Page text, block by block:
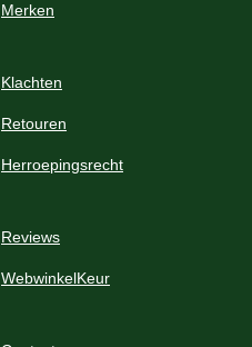
Merken
Klachten
Retouren
Herroepingsrecht
Reviews
WebwinkelKeur